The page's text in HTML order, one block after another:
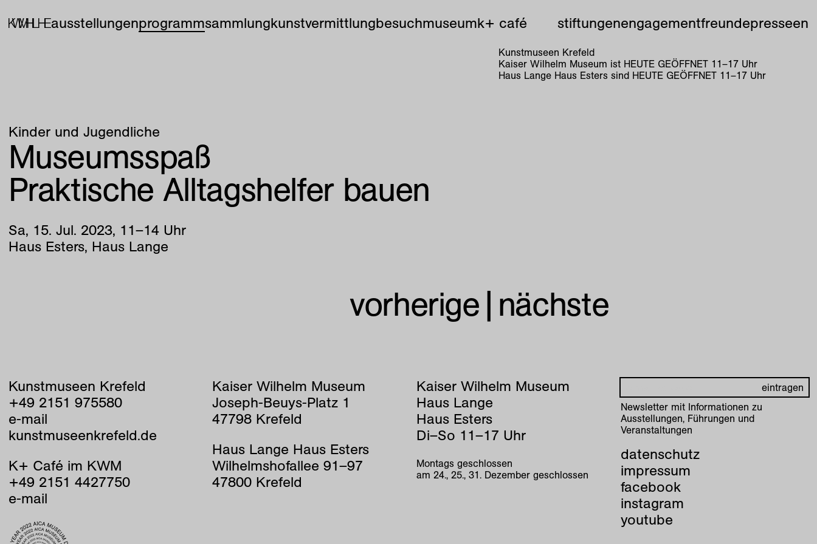
ausstellungenprogrammsammlungkunstvermittlungbesuchmuseumk+ café stiftungenengagementfreundepresseen
Kunstmuseen Krefeld
Kaiser Wilhelm Museum ist HEUTE GEÖFFNET 11–17Uhr
Haus Lange Haus Esters sind HEUTE GEÖFFNET 11–17Uhr
Kinder und Jugendliche
Museumsspaß
Praktische Alltagshelfer bauen
Sa, 15. Jul. 2023, 11–14Uhr
Haus Esters, Haus Lange
vorherige| nächste
Kunstmuseen Krefeld
+49 2151 975580
e-mail
kunstmuseenkrefeld.de
K+ Café im KWM
+49 2151 4427750
e-mail
Kaiser Wilhelm Museum
Joseph-Beuys-Platz 1
47798 Krefeld
Haus Lange Haus Esters
Wilhelmshofallee 91–97
47800 Krefeld
Kaiser Wilhelm Museum
Haus Lange
Haus Esters
Di–So 11–17 Uhr
Montags geschlossen
am 24., 25., 31. Dezember geschlossen
Newsletter mit Informationen zu
Ausstellungen, Führungen und
Veranstaltungen
datenschutz
impressum
facebook
instagram
youtube